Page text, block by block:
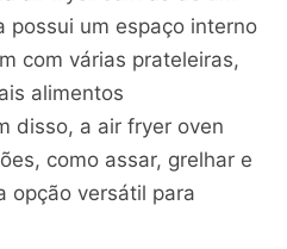
possui um espaço interno
com várias prateleiras,
alimentos
disso, a air fryer oven
como assar, grelhar e
opção versátil para